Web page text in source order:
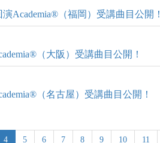
演Academia®︎（福岡）受講曲目公開！
（大阪）受講曲目公開！
（名古屋）受講曲目公開！
4 5 6 7 8 9 10 11